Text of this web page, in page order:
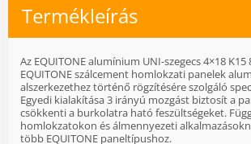
Termékleírás
Az EQUITONE alumínium UNI-szegecs 4×18
EQUITONE szálcement homlokzati panelek
alszerkezethez történő rögzítésére szolgáló
Egyedi kialakítása 3 irányú mozgást biztosít a
csökkenti a burkolatra ható feszültségeket.
homlokzatokon és álmennyezeti
több EQUITONE paneltípushoz.